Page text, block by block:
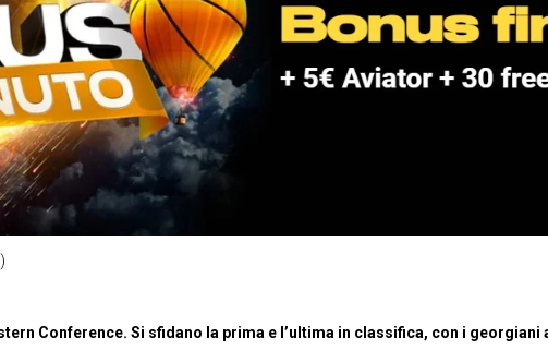
Conference. Si sfidano la prima e l’ultima in classifica, con i